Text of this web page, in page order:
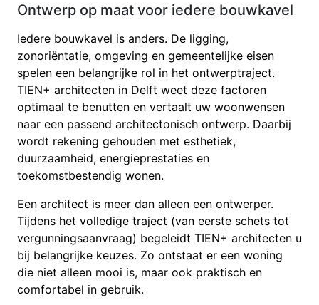
Ontwerp op maat voor iedere bouwkavel
Iedere bouwkavel is anders. De ligging,
zonoriëntatie, omgeving en gemeentelijke eisen
spelen een belangrijke rol in het ontwerptraject.
TIEN+ architecten in Delft weet deze factoren
optimaal te benutten en vertaalt uw woonwensen
naar een passend architectonisch ontwerp. Daarbij
wordt rekening gehouden met esthetiek,
duurzaamheid, energieprestaties en
toekomstbestendig wonen.
Een architect is meer dan alleen een ontwerper.
Tijdens het volledige traject (van eerste schets tot
vergunningsaanvraag) begeleidt TIEN+ architecten u
bij belangrijke keuzes. Zo ontstaat er een woning
die niet alleen mooi is, maar ook praktisch en
comfortabel in gebruik.